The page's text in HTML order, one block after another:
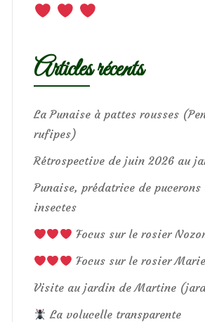
Articles récents
La Punaise à pattes rousses
rufipes)
Rétrospective de juin 2026 au
Punaise, prédatrice de pucerons
insectes
Focus sur le rosier
Focus sur le rosier
Visite au jardin de Martine
La volucelle transparente